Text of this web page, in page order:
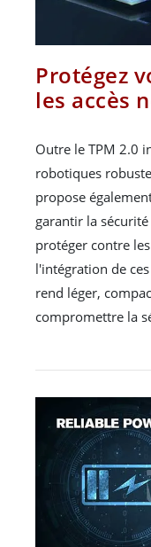
Protégez
les accès
Outre le TPM 2.0
robotiques
propose
garantir la
protéger contre
l'intégration de
rend léger,
compromettre la